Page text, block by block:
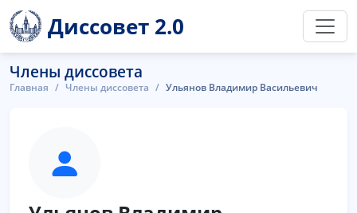
Диссовет 2.0
Члены диссовета
Главная Члены диссовета Ульянов Владимир Васильевич